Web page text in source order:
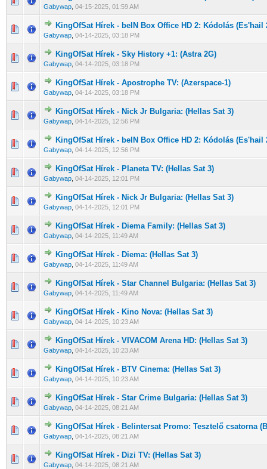
Gabywap 04-15-2025, 01:59 AM
KingOfSat Hírek - beIN Box Office HD 2: Kódolás (Es'hail
Gabywap 04-14-2025, 03:18 PM
0 Szavazat - 0 / 5 átlagban
12 345
KingOfSat Hírek - Sky History +1: (Astra 2G)
Gabywap 04-14-2025, 03:18 PM
0 Szavazat - 0 / 5 átlagban
12345
KingOfSat Hírek - Apostrophe TV: (Azerspace-1)
Gabywap 04-14-2025, 03:18 PM
0 Szavazat - 0 / 5 átlagban
12345
KingOfSat Hírek - Nick Jr Bulgaria: (Hellas Sat 3)
Gabywap 04-14-2025, 12:56 PM
0 Szavazat - 0 / 5 átlagban
12 34 5
KingOfSat Hírek - beIN Box Office HD 2: Kódolás (Es'hail
Gabywap 04-14-2025, 12:56 PM
0 Szavazat - 0 / 5 átlagban
12 345
KingOfSat Hírek - Planeta TV: (Hellas Sat 3)
Gabywap 04-14-2025, 12:01 PM
0 Szavazat - 0 / 5 átlagban
12345
KingOfSat Hírek - Nick Jr Bulgaria: (Hellas Sat 3)
Gabywap 04-14-2025, 12:01 PM
0 Szavazat - 0 / 5 átlagban
12 34 5
KingOfSat Hírek - Diema Family: (Hellas Sat 3)
Gabywap 04-14-2025, 11:49 AM
0 Szavazat - 0 / 5 átlagban
12345
KingOfSat Hírek - Diema: (Hellas Sat 3)
Gabywap 04-14-2025, 11:49 AM
0 Szavazat - 0 / 5 átlagban
1234 5
KingOfSat Hírek - Star Channel Bulgaria: (Hellas Sat 3)
Gabywap 04-14-2025, 11:49 AM
0 Szavazat - 0 / 5 átlagban
12 345
KingOfSat Hírek - Kino Nova: (Hellas Sat 3)
Gabywap 04-14-2025, 10:23 AM
0 Szavazat - 0 / 5 átlagban
12345
KingOfSat Hírek - VIVACOM Arena HD: (Hellas Sat 3)
Gabywap 04-14-2025, 10:23 AM
0 Szavazat - 0 / 5 átlagban
12345
KingOfSat Hírek - BTV Cinema: (Hellas Sat 3)
Gabywap 04-14-2025, 10:23 AM
0 Szavazat - 0 / 5 átlagban
12 345
KingOfSat Hírek - Star Crime Bulgaria: (Hellas Sat 3)
Gabywap 04-14-2025, 08:21 AM
0 Szavazat - 0 / 5 átlagban
12 34 5
KingOfSat Hírek - Belintersat Promo: Tesztelő csatorna
Gabywap 04-14-2025, 08:21 AM
0 Szavazat - 0 / 5 átlagban
12345
KingOfSat Hírek - Dizi TV: (Hellas Sat 3)
Gabywap 04-14-2025, 08:21 AM
0 Szavazat - 0 / 5 átlagban
12 3 45